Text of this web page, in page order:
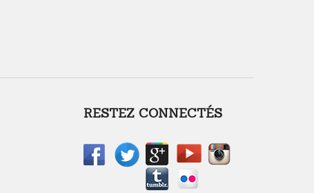
RESTEZ CONNECTÉS